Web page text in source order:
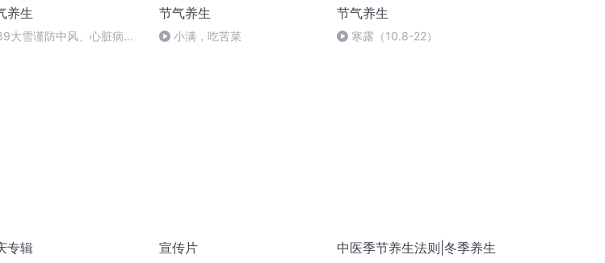
养生
大雪谨防中风、心脏病消
节气养生
小满，吃苦菜
节气养生
寒露（10.8-22）
专辑 宣传片 中医季节养生法则|冬季养生